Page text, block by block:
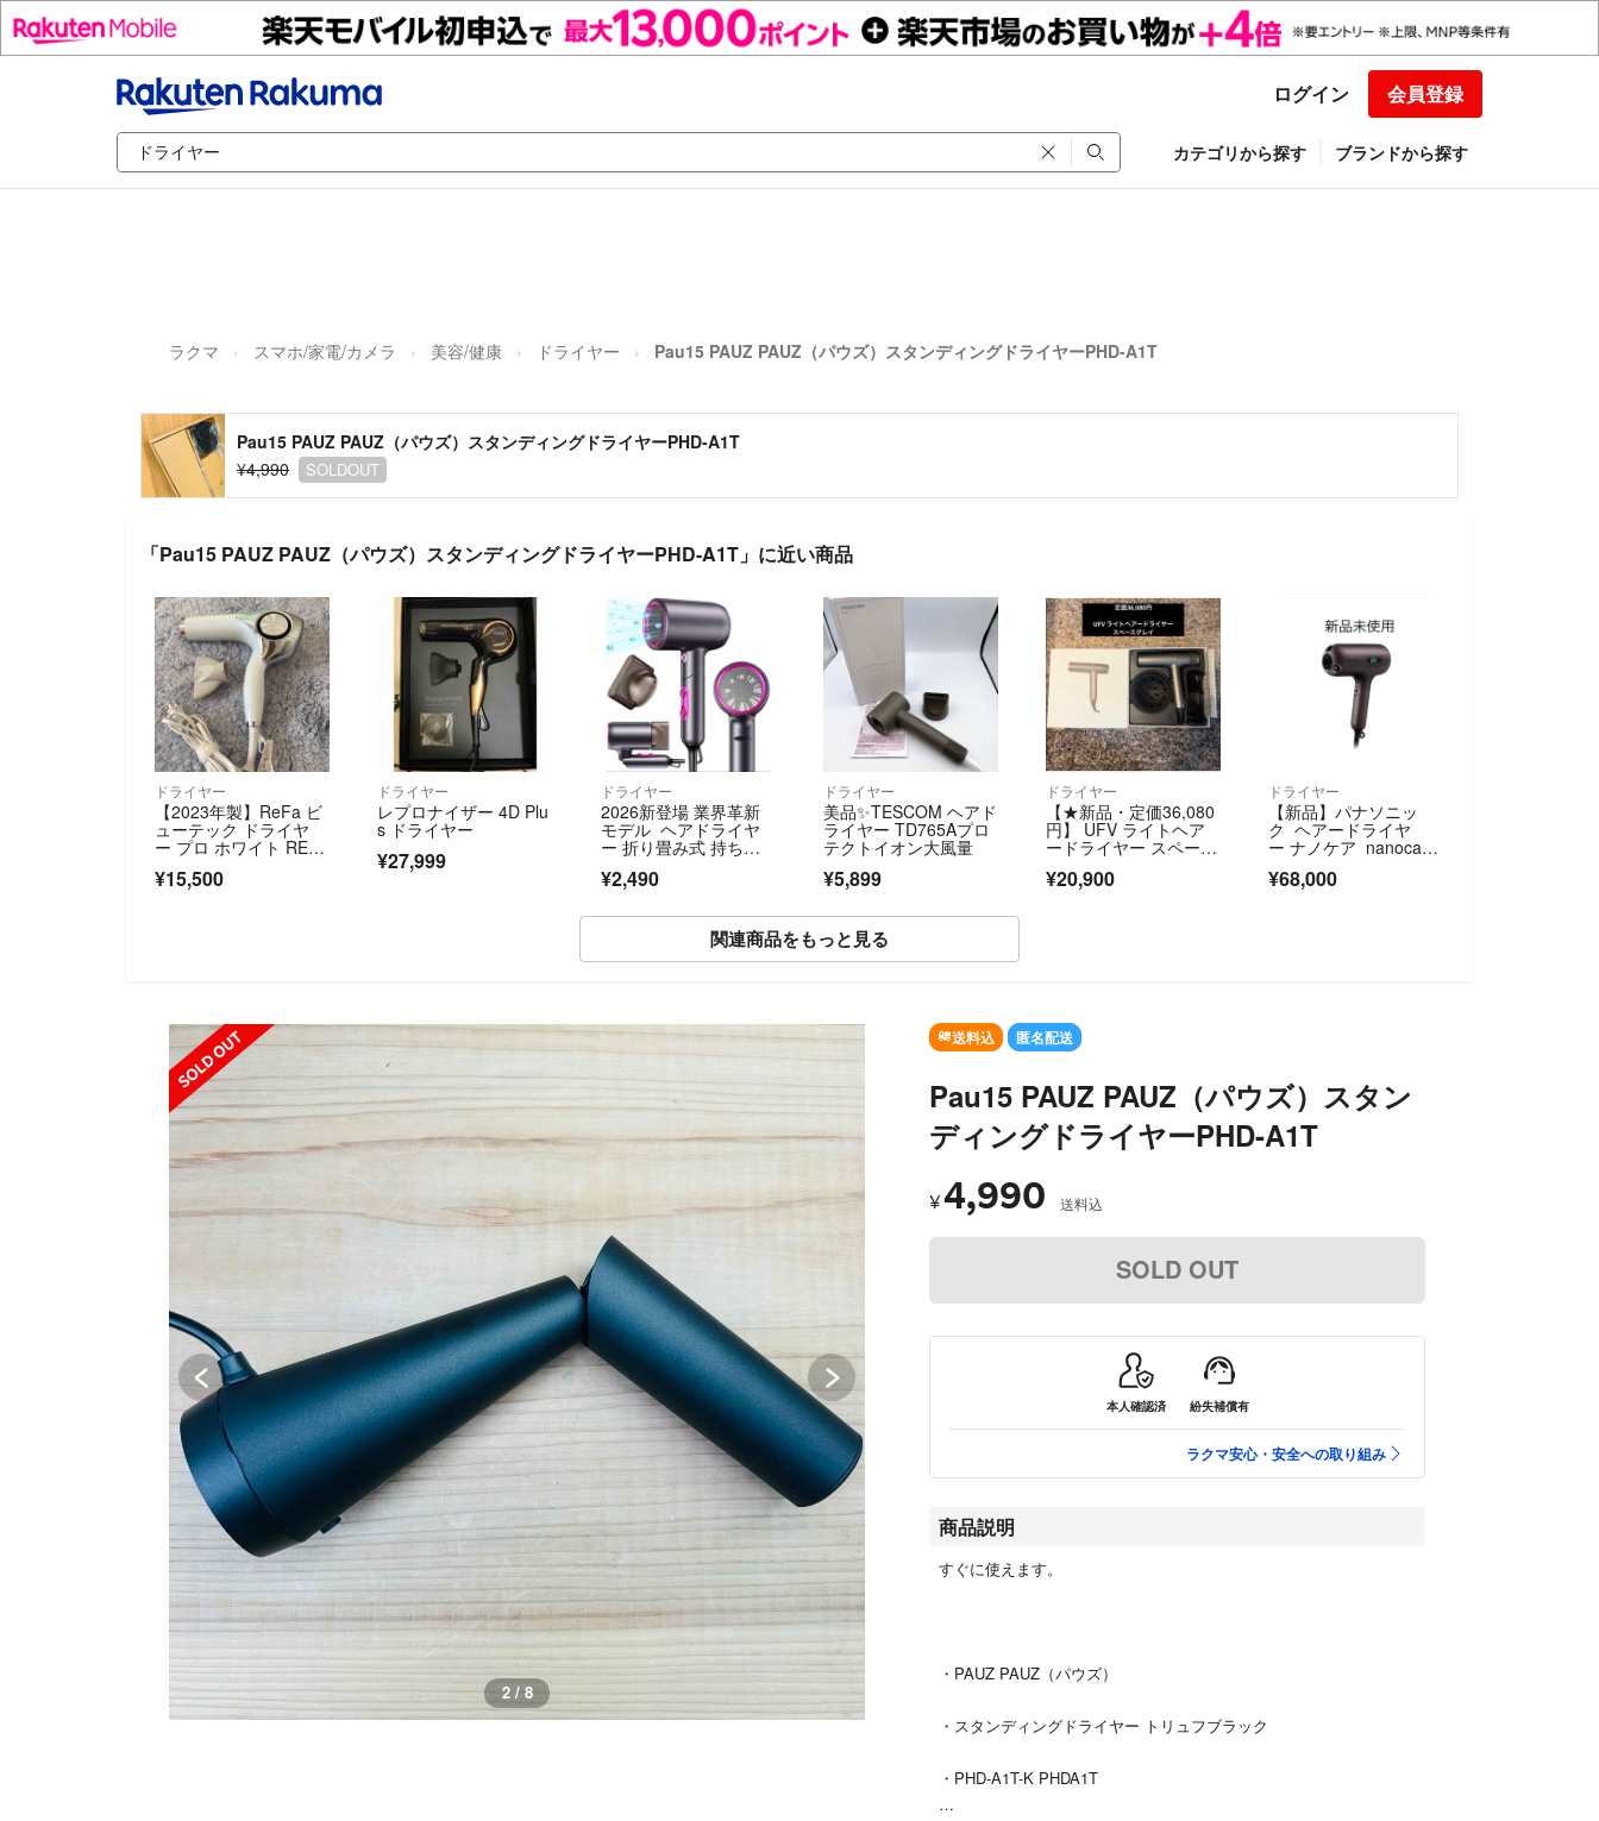
ログイン 会員登録
カテゴリから探す ブランドから探す
ラクマ スマホ/家電/カメラ 美容/健康 ドライヤー Pau15 PAUZ PAUZ（パウズ）スタンディングドライヤーPHD-A1T
Pau15 PAUZ PAUZ（パウズ）スタンディングドライヤーPHD-A1T
¥4,990
SOLDOUT
「Pau15 PAUZ PAUZ（パウズ）スタンディングドライヤーPHD-A1T」に近い商品
ドライヤー
【2023年製】ReFa ビ
ューテック ドライヤ
ー プロ ホワイト RE-A
J02A
¥15,500
ドライヤー
レプロナイザー 4D Plu
s ドライヤー
¥27,999
ドライヤー
2026新登場 業界革新
モデル ヘアドライヤ
ー 折り畳み式 持ち運
び 旅行 出張
¥2,490
ドライヤー
美品✨TESCOM ヘアド
ライヤー TD765Aプロ
テクトイオン大風量
¥5,899
ドライヤー
【★新品・定価36,080
円】 UFV ライトヘア
ードライヤー スペース
グレイ
¥20,900
ドライヤー
【新品】パナソニッ
ク ヘアードライヤ
ー ナノケア nanocar
e ULTIMATE EH-NC80
-T
¥68,000
関連商品をもっと見る
SOLD OUT
3 / 8
送料込 匿名配送
Pau15 PAUZ PAUZ（パウズ）スタン
ディングドライヤーPHD-A1T
¥4,990 送料込
SOLD OUT
本人確認済 紛失補償有
ラクマ安心・安全への取り組み
商品説明
すぐに使えます。
・PAUZ PAUZ（パウズ）
・スタンディングドライヤー トリュフブラック
・PHD-A1T-K PHDA1T